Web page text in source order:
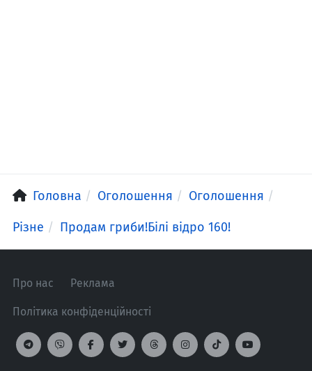
Головна Оголошення Оголошення
Різне Продам гриби!Білі відро 160!
Про нас Реклама
Політика конфіденційності